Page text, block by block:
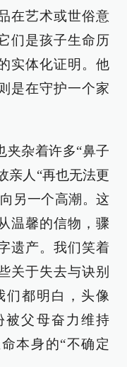
在艺术或世俗意
们是孩子生命历
实体化证明。他
是在守护一个家
夹杂着许多“鼻子
亲人“再也无法更
另一个高潮。这
温馨的信物，骤
遗产。我们笑着
关于失去与诀别
们都明白，头像
被父母奋力维持
本身的“不确定